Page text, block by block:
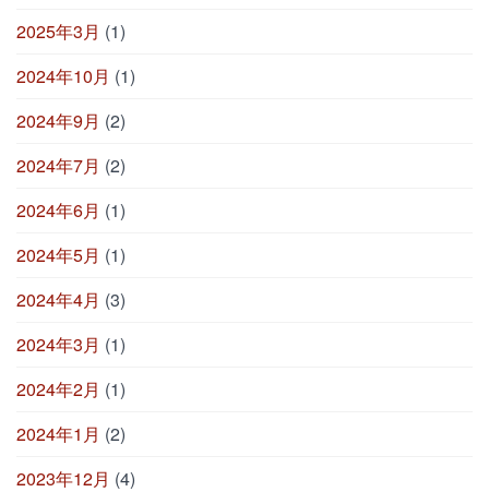
2025年3月 (1)
2024年10月 (1)
2024年9月 (2)
2024年7月 (2)
2024年6月 (1)
2024年5月 (1)
2024年4月 (3)
2024年3月 (1)
2024年2月 (1)
2024年1月 (2)
2023年12月 (4)